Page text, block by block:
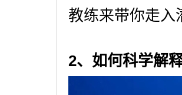
教练来带你走入
2、 如何科学解